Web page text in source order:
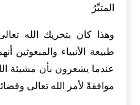
المتبِّرُ
وهذا كان بتحريك الله
طبيعة الأنبياء والمبعوثين
عندما يشعرون بأن مشيئة
موافقةً لأمر الله تعالى